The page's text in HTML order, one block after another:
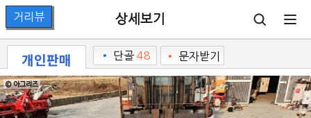
상세보기
개인판매 • 단골 48 • 문자받기
© 아그리즈